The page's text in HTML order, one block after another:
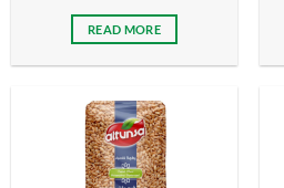
READ MORE